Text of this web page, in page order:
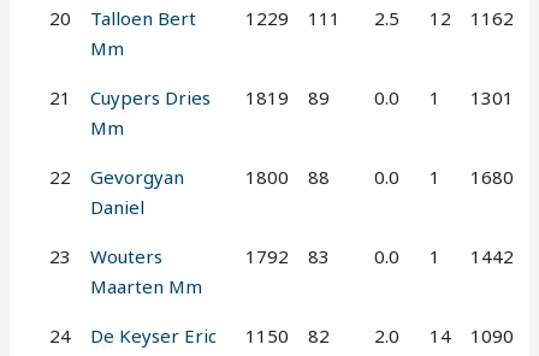
20
Talloen Bert
Mm
1229 111 2.5 12 1162
21
Cuypers Dries
Mm
1819 89 0.0 1 1301
22
Gevorgyan
Daniel
1800 88 0.0 1 1680
23
Wouters
Maarten Mm
1792 83 0.0 1 1442
24
De Keyser Eric
1150 82 2.0 14 1090